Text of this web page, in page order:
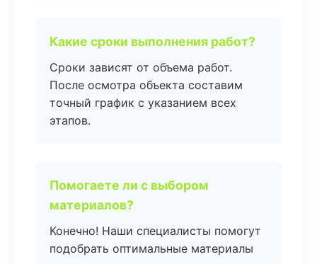
Какие сроки выполнения работ?
Сроки зависят от объема работ.
После осмотра объекта составим
точный график с указанием всех
этапов.
Помогаете ли с выбором
материалов?
Конечно! Наши специалисты помогут
подобрать оптимальные материалы